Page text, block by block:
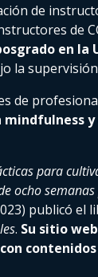
de
de
en la
la
de
y
para
ocho
publicó el
. Su sitio